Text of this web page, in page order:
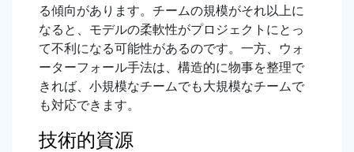
る傾向があります。チームの規模がそれ以上に
なると、モデルの柔軟性がプロジェクトにとっ
て不利になる可能性があるのです。一方、ウォ
ーターフォール手法は、構造的に物事を整理で
きれば、小規模なチームでも大規模なチームで
も対応できます。
技術的資源